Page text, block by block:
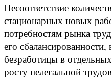
Несоответствие
стационарных новых
потребностям рынка
его
безработицы в
росту нелегальной